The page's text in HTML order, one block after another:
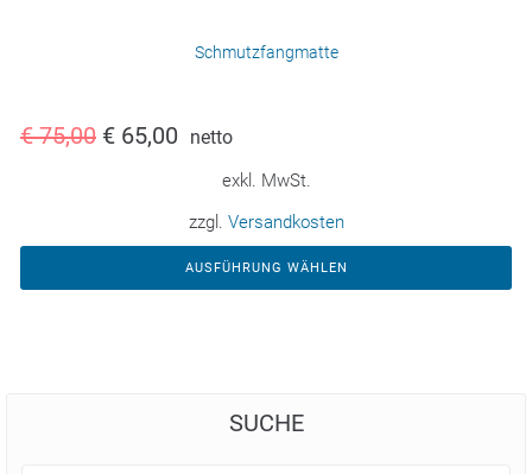
Schmutzfangmatte
€75,00 € 65,00 netto
exkl. MwSt.
zzgl. Versandkosten
AUSFÜHRUNG WÄHLEN
SUCHE